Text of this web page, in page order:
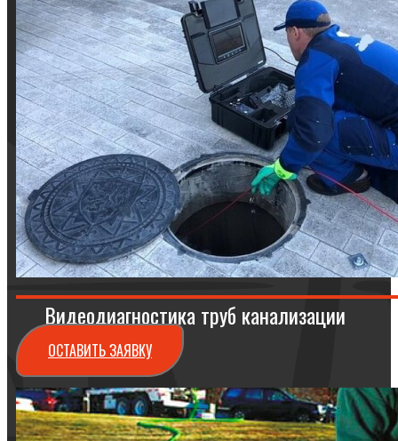
Видеодиагностика труб канализации
ОСТАВИТЬ ЗАЯВКУ